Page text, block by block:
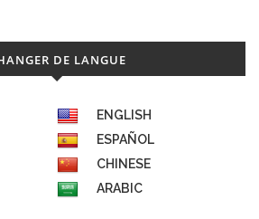
DE LANGUE
ENGLISH
ESPAÑOL
CHINESE
ARABIC